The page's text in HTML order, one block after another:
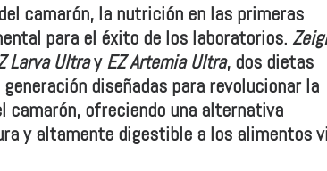
camarón, la nutrición en las primeras
para el éxito de los laboratorios.
Larva UltrayEZ Artemia Ultra, dos dietas
diseñadas para revolucionar la
camarón, ofreciendo una alternativa
y altamente digestible a los alimentos